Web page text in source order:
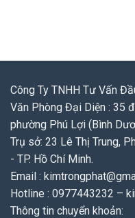
Công Ty TNHH Tư Vấn
Văn Phòng Đại Diện : 35
phường Phú Lợi (Bình
Trụ sở: 23 Lê Thị Trung,
- TP. Hồ Chí Minh.
Email :
Hotline : 0977443232 –
Thông tin chuyển khoản: